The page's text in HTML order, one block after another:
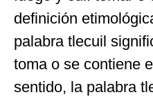
definición
palabra tlecuil
toma o se contiene
sentido, la palabra